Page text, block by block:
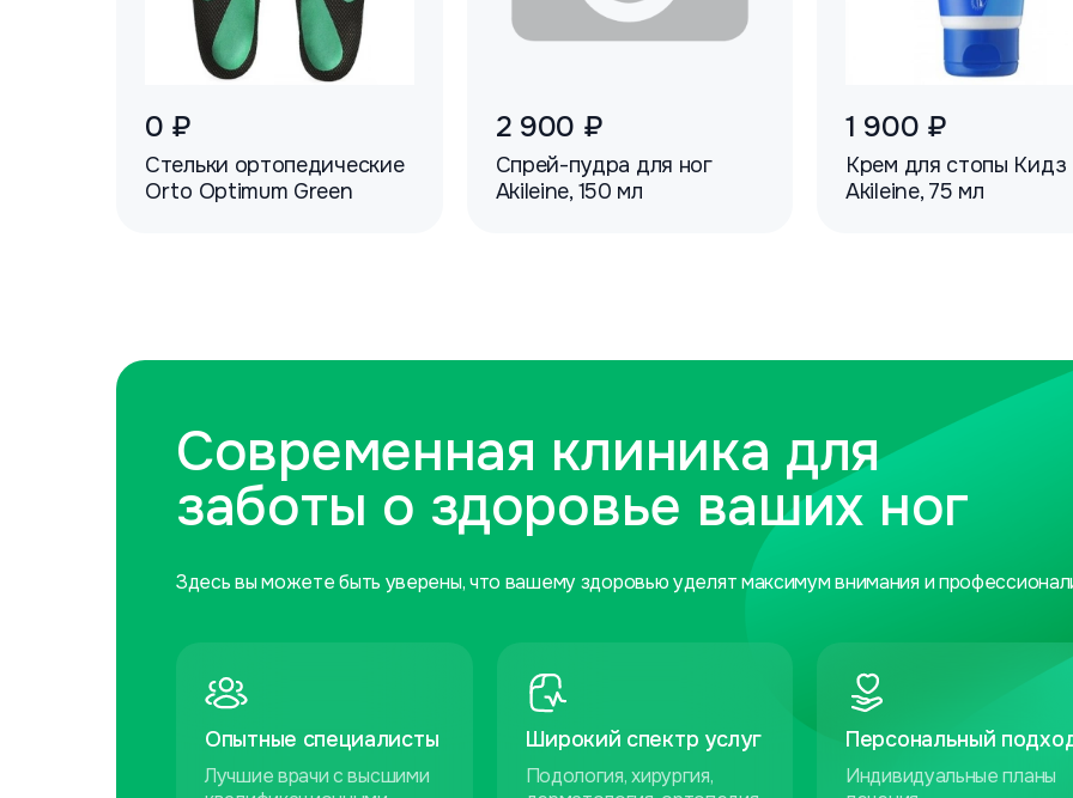
0 ₽
Стельки ортопедические
Orto Optimum Green
2 900 ₽
Спрей-пудра для ног
Akileine, 150 мл
1 900 ₽
Крем для стопы Кидз
Akileine, 75 мл
Современная клиника для
заботы о здоровье ваших ног
Здесь вы можете быть уверены, что вашему здоровью уделят максимум внимания и
Опытные специалисты
Лучшие врачи с высшими
Широкий спектр услуг
Подология, хирургия,
Персональный
Индивидуальные планы